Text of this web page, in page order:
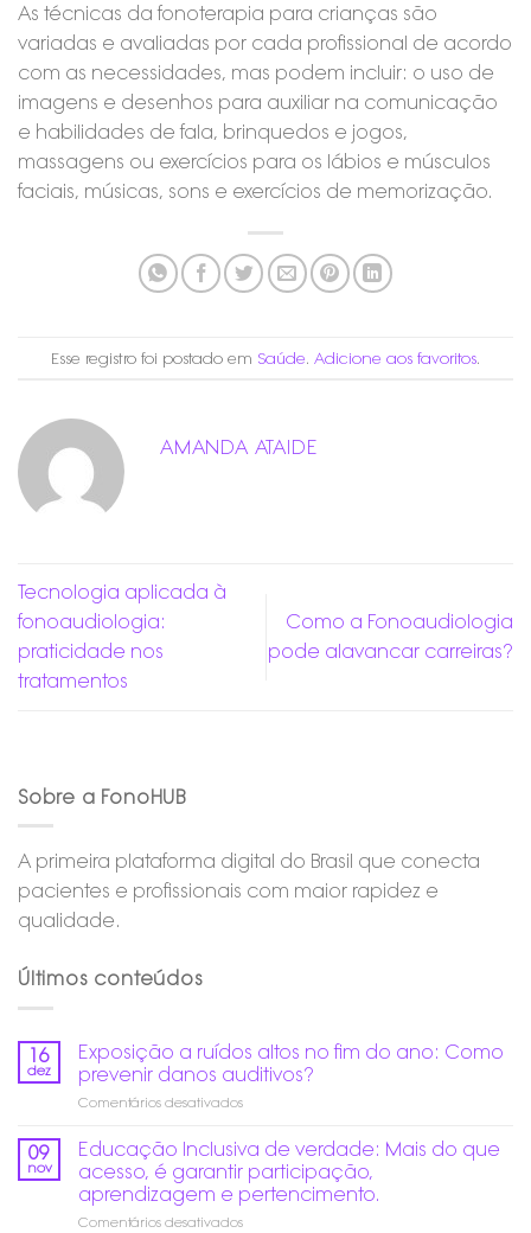
As técnicas da fonoterapia para crianças são
variadas e avaliadas por cada profissional de acordo
com as necessidades, mas podem incluir: o uso de
imagens e desenhos para auxiliar na comunicação
e habilidades de fala, brinquedos e jogos,
massagens ou exercícios para os lábios e músculos
faciais, músicas, sons e exercícios de memorização.
Esse registro foi postado em Saúde. Adicione aos favoritos.
AMANDA ATAIDE
Tecnologia aplicada à
fonoaudiologia:
praticidade nos
tratamentos
Como a Fonoaudiologia
pode alavancar carreiras?
Sobre a FonoHUB
A primeira plataforma digital do Brasil que conecta
pacientes e profissionais com maior rapidez e
qualidade.
Últimos conteúdos
16
dez
Exposição a ruídos altos no fim do ano: Como
prevenir danos auditivos?
Comentários desativadosem
ruídos
altos
no
fim
09
nov
Educação Inclusiva de verdade: Mais do que
acesso, é garantir participação,
aprendizagem e pertencimento.
Comentários desativadosem